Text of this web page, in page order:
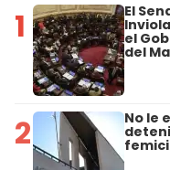
1 El
el
del
2 No le